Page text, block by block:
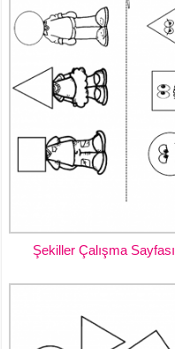
Şekiller Çalışma Sayfası